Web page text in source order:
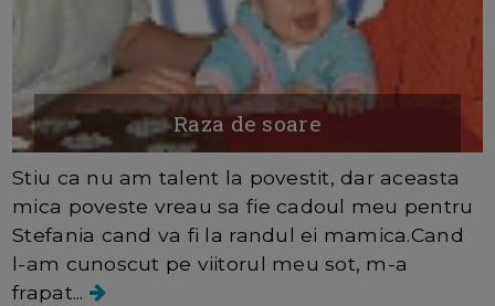
Raza de soare
Stiu ca nu am talent la povestit, dar aceasta
mica poveste vreau sa fie cadoul meu pentru
Stefania cand va fi la randul ei mamica.Cand
l-am cunoscut pe viitorul meu sot, m-a
frapat...